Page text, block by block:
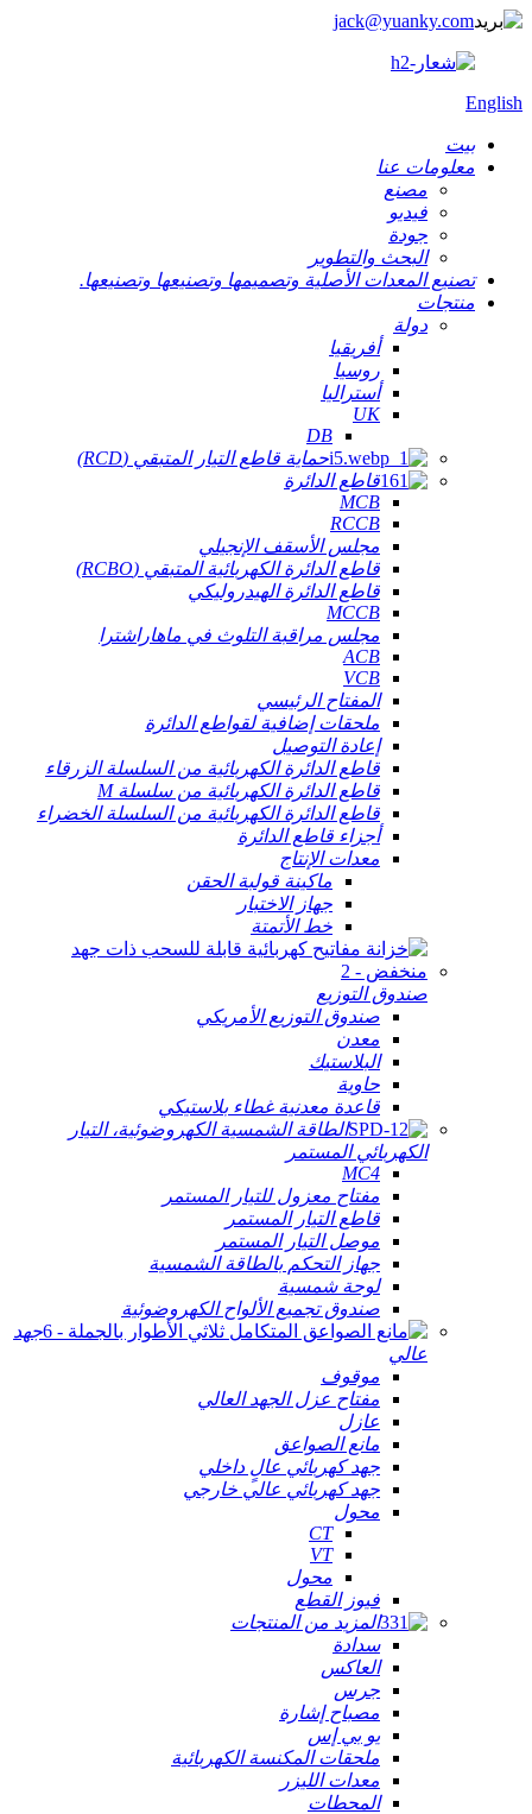
jack@yuanky.com
English
بيت
معلومات عنا
مصنع
فيديو
جودة
البحث والتطوير
تصنيع المعدات الأصلية وتصميمها وتصنيعها وتصنيعها.
منتجات
دولة
أفريقيا
روسيا
أستراليا
UK
DB
حماية قاطع التيار المتبقي (RCD)
قاطع الدائرة
MCB
RCCB
مجلس الأسقف الإنجيلي
قاطع الدائرة الكهربائية المتبقي (RCBO)
قاطع الدائرة الهيدروليكي
MCCB
مجلس مراقبة التلوث في ماهاراشترا
ACB
VCB
المفتاح الرئيسي
ملحقات إضافية لقواطع الدائرة
إعادة التوصيل
قاطع الدائرة الكهربائية من السلسلة الزرقاء
قاطع الدائرة الكهربائية من سلسلة M
قاطع الدائرة الكهربائية من السلسلة الخضراء
أجزاء قاطع الدائرة
معدات الإنتاج
ماكينة قولبة الحقن
جهاز الاختبار
خط الأتمتة
صندوق التوزيع
صندوق التوزيع الأمريكي
معدن
البلاستيك
حاوية
قاعدة معدنية غطاء بلاستيكي
الطاقة الشمسية الكهروضوئية، التيار
الكهربائي المستمر
MC4
مفتاح معزول للتيار المستمر
قاطع التيار المستمر
موصل التيار المستمر
جهاز التحكم بالطاقة الشمسية
لوحة شمسية
صندوق تجميع الألواح الكهروضوئية
جهد
عالي
موقوف
مفتاح عزل الجهد العالي
عازل
مانع الصواعق
جهد كهربائي عالٍ داخلي
جهد كهربائي عالي خارجي
محول
CT
VT
محول
فيوز القطع
المزيد من المنتجات
سدادة
العاكس
جرس
مصباح إشارة
يو بي إس
ملحقات المكنسة الكهربائية
معدات الليزر
المحطات